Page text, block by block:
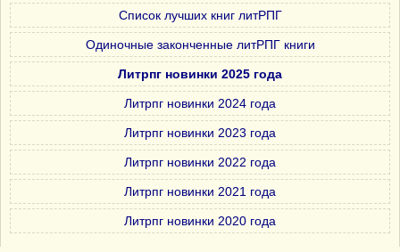
Список лучших книг литРПГ
Одиночные законченные литРПГ книги
Литрпг новинки 2025 года
Литрпг новинки 2024 года
Литрпг новинки 2023 года
Литрпг новинки 2022 года
Литрпг новинки 2021 года
Литрпг новинки 2020 года